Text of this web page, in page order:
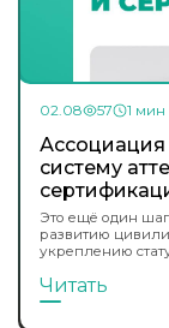
02.08 57 1 мин
Ассоциация
систему
Это ещё один
развитию
укреплению
Читать